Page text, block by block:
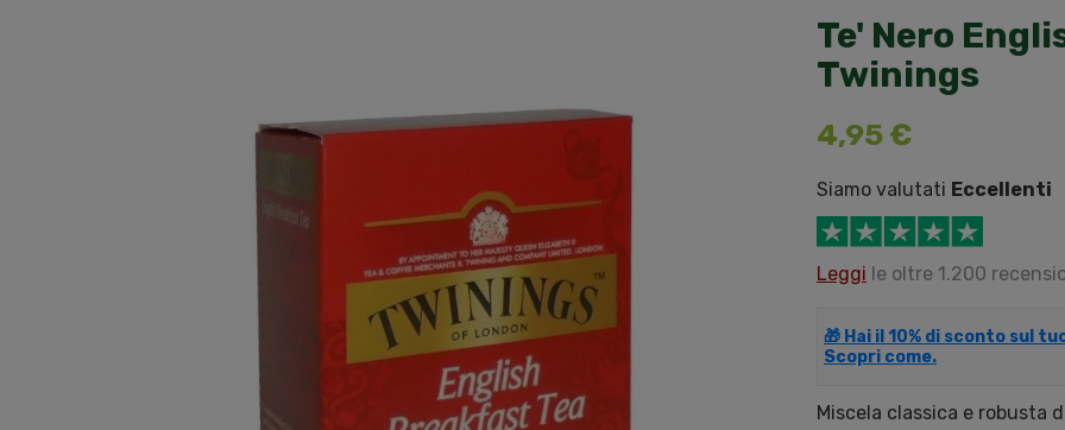
Te' Nero
Twinings
4,95 €
Siamo valutati Eccellenti
Leggi le oltre 1.200
🎁 Hai il 10% di sconto sul
Scopri come.
Miscela classica e robusta